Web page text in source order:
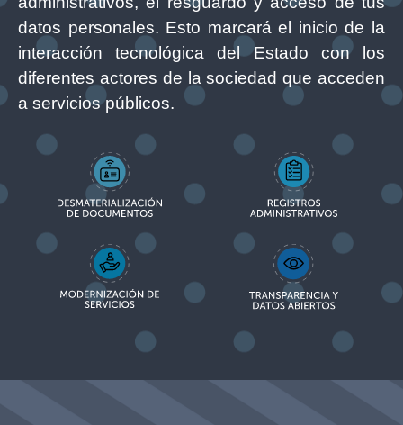
datos personales. Esto marcará el inicio de la
interacción tecnológica del Estado con los
diferentes actores de la sociedad que acceden
a servicios públicos.